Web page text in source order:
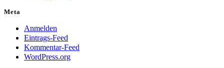
Meta
Anmelden
Eintrags-Feed
Kommentar-Feed
WordPress.org